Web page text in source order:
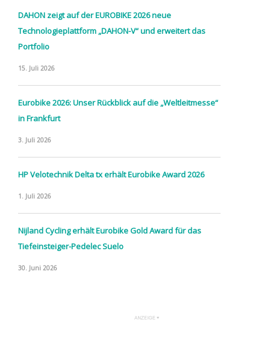
DAHON zeigt auf der EUROBIKE 2026 neue
Technologieplattform „DAHON-V“ und erweitert das
Portfolio
15. Juli 2026
Eurobike 2026: Unser Rückblick auf die „Weltleitmesse“
in Frankfurt
3. Juli 2026
HP Velotechnik Delta tx erhält Eurobike Award 2026
1. Juli 2026
Nijland Cycling erhält Eurobike Gold Award für das
Tiefeinsteiger-Pedelec Suelo
30. Juni 2026